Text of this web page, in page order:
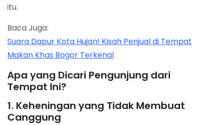
itu.
Baca Juga:
Suara Dapur Kota Hujan! Kisah Penjual di Tempat
Makan Khas Bogor Terkenal
Apa yang Dicari Pengunjung dari
Tempat Ini?
1. Keheningan yang Tidak Membuat
Canggung